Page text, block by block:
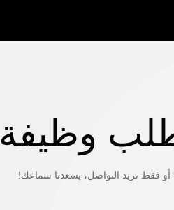
وظيفة
فقط تريد التواصل، يسعدنا سماعك!